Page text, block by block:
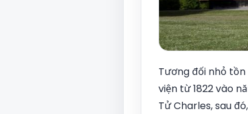
Tương đối nhỏ
viện từ 1822 vào
Tử Charles, sau